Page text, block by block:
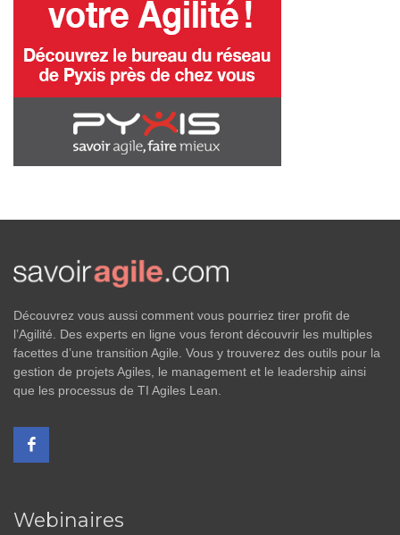
Découvrez vous aussi comment vous pourriez tirer profit de
l’Agilité. Des experts en ligne vous feront découvrir les multiples
facettes d’une transition Agile. Vous y trouverez des outils pour la
gestion de projets Agiles, le management et le leadership ainsi
que les processus de TI Agiles Lean.
Webinaires